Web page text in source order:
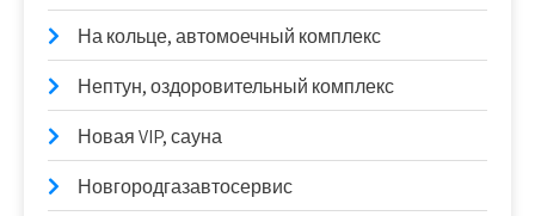
На кольце, автомоечный комплекс
Нептун, оздоровительный комплекс
Новая VIP, сауна
Новгородгазавтосервис